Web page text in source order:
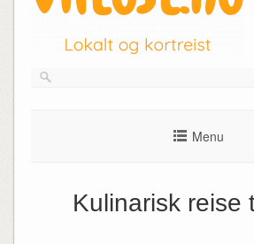
Menu
Kulinarisk reise